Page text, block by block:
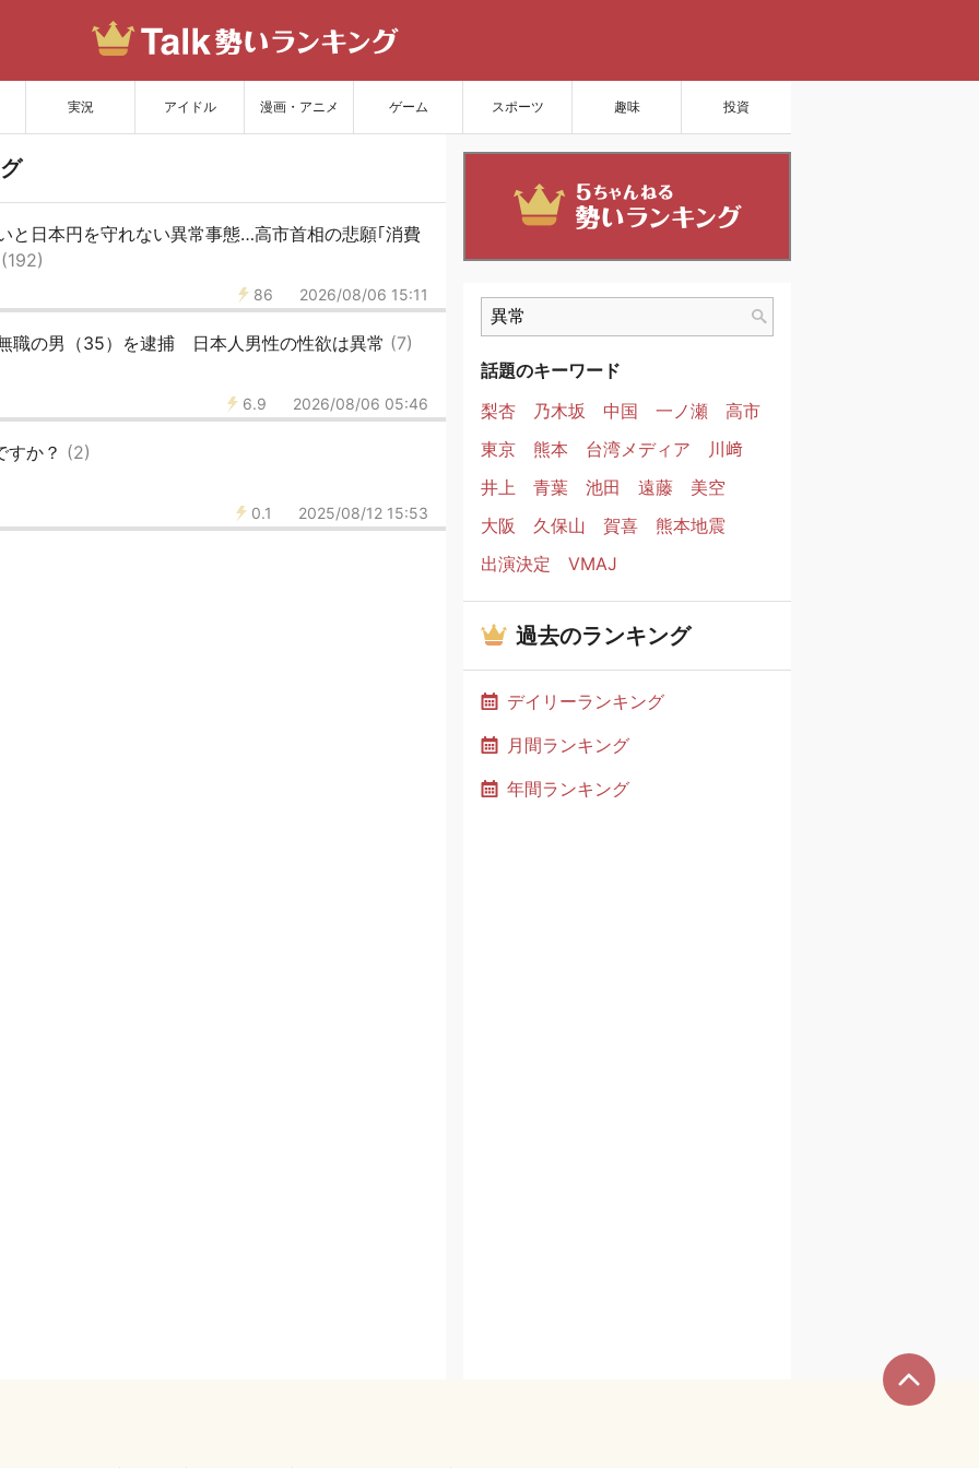
実況 アイドル 漫画・アニメ ゲーム スポーツ 趣味 投資
サイトを更新
と日本円を守れない異常事態…高市首相の悲願｢消費
(192)
86 2026/08/06 15:11
職の男（35）を逮捕 日本人男性の性欲は異常 (7)
6.9 2026/08/06 05:46
すか？ (2)
0.1 2025/08/12 15:53
話題のキーワード
梨杏
乃木坂 中国 一ノ瀬
高市
東京
熊本 台湾メディア
川﨑
井上
青葉 池田 遠藤
美空
大阪
久保山 賀喜
熊本地震
出演決定
VMAJ
過去のランキング
デイリーランキング
月間ランキング
年間ランキング